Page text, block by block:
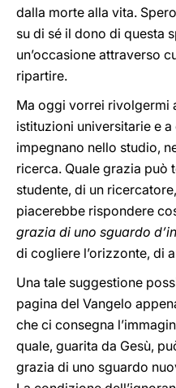
dalla morte alla vita.
su di sé il dono di questa
un’occasione attraverso
ripartire.
Ma oggi vorrei rivolgermi
istituzioni universitarie e
impegnano nello studio,
ricerca. Quale grazia può
studente, di un
piacerebbe rispondere
grazia di uno sguardo
di cogliere l’orizzonte, di
Una tale suggestione
pagina del Vangelo
che ci consegna
quale, guarita da Gesù,
grazia di uno sguardo